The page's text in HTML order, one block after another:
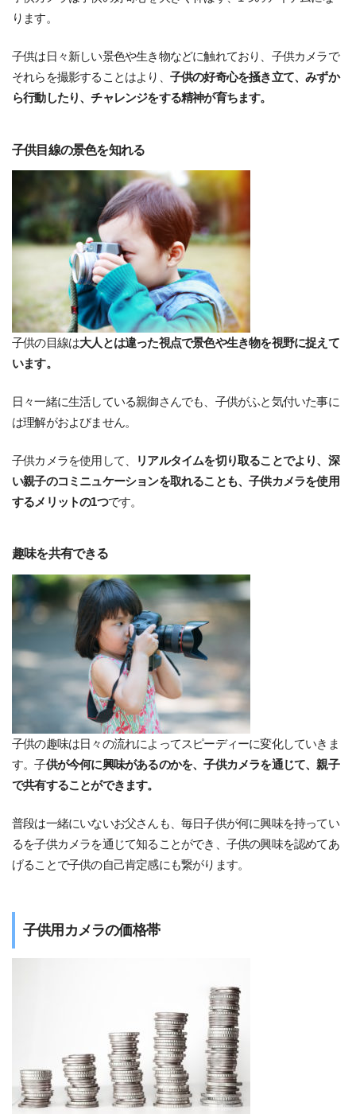
ります。
子供は日々新しい景色や生き物などに触れており、子供カメラで
それらを撮影することはより、 子供の好奇心を掻き立て、みずか
ら行動したり、チャレンジをする精神が育ちます。
子供目線の景色を知れる
子供の目線は大人とは違った視点で景色や生き物を視野に捉えて
います。
日々一緒に生活している親御さんでも、子供がふと気付いた事に
は理解がおよびません。
子供カメラを使用して、
リアルタイムを切り取ることでより、深
い親子のコミニュケーションを取れることも、子供カメラを使用
するメリットの1つです。
趣味を共有できる
子供の趣味は日々の流れによってスピーディーに変化していきま
す。子供が今何に興味があるのかを、子供カメラを通じて、親子
で共有することができます。
普段は一緒にいないお父さんも、毎日子供が何に興味を持ってい
るを子供カメラを通じて知ることができ、子供の興味を認めてあ
げることで子供の自己肯定感にも繋がります。
子供用カメラの価格帯